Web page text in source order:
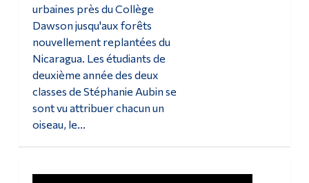
urbaines près du Collège
Dawson jusqu'aux forêts
nouvellement replantées du
Nicaragua. Les étudiants de
deuxième année des deux
classes de Stéphanie Aubin se
sont vu attribuer chacun un
oiseau, le...